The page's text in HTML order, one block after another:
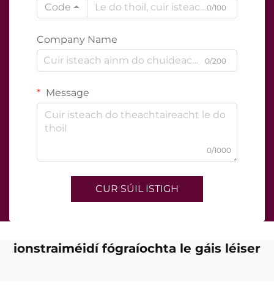
Code
0/100
Company Name
0/200
Message
0/1000
CUR SÚIL ISTIGH
ionstraiméidí fógraíochta le gáis léiser